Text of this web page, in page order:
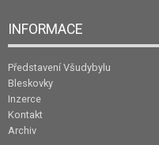
INFORMACE
Představení Všudybylu
Bleskovky
Inzerce
Kontakt
Archiv